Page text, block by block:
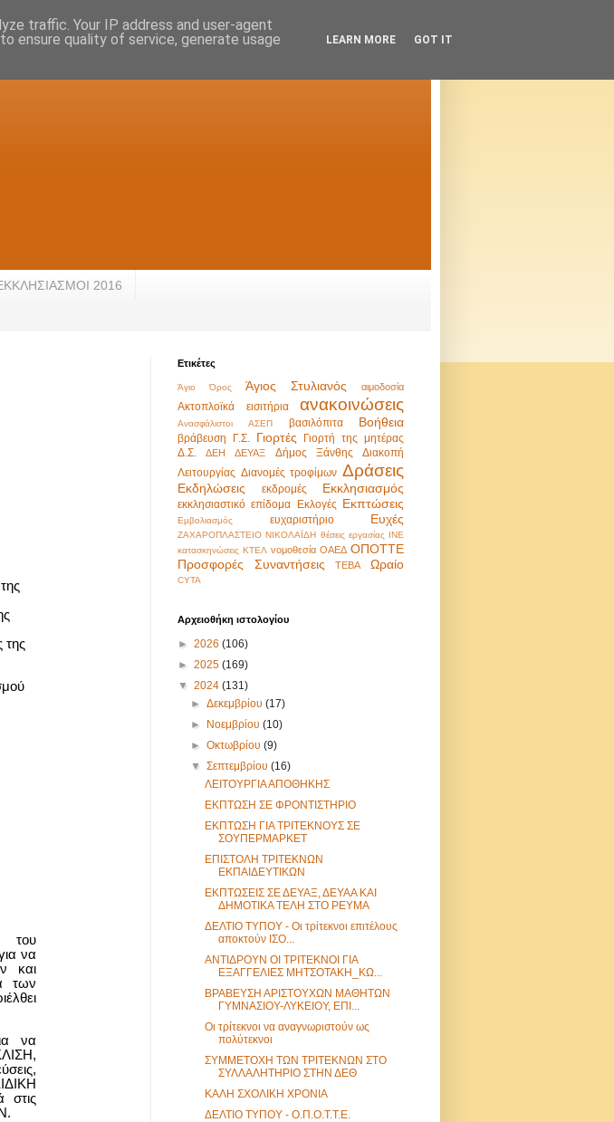
2016
της
του
να
και
των
να
Ετικέτες
Άγιο Όρος Άγιος Στυλιανός αιμοδοσία
Ακτοπλοϊκά εισιτήρια ανακοινώσεις
Ανασφάλιστοι ΑΣΕΠ βασιλόπιτα Βοήθεια
βράβευση Γ.Σ. Γιορτές
Γιορτή της μητέρας
Δ.Σ.
ΔΕΗ ΔΕΥΑΞ Δήμος Ξάνθης
Διακοπή
Λειτουργίας Διανομές τροφίμων Δράσεις
Εκδηλώσεις εκδρομές Εκκλησιασμός
εκκλησιαστικό επίδομα Εκλογές Εκπτώσεις
Εμβολιασμός ευχαριστήριο Ευχές
ΖΑΧΑΡΟΠΛΑΣΤΕΙΟ ΝΙΚΟΛΑΪΔΗ θέσεις εργασίας ΙΝΕ
κατασκηνώσεις ΚΤΕΛ νομοθεσία ΟΑΕΔ ΟΠΟΤΤΕ
Προσφορές
Συναντήσεις ΤΕΒΑ Ωραίο
CYTA
Αρχειοθήκη ιστολογίου
► 2026 (106)
► 2025 (169)
▼ 2024 (131)
►Δεκεμβρίου(17)
►
Νοεμβρίου(10)
►Οκτωβρίου(9)
▼Σεπτεμβρίου(16)
ΛΕΙΤΟΥΡΓΙΑ ΑΠΟΘΗΚΗΣ
ΕΚΠΤΩΣΗ ΣΕ ΦΡΟΝΤΙΣΤΗΡΙΟ
ΕΚΠΤΩΣΗ ΓΙΑ ΤΡΙΤΕΚΝΟΥΣ ΣΕ
ΣΟΥΠΕΡΜΑΡΚΕΤ
ΕΠΙΣΤΟΛΗ ΤΡΙΤΕΚΝΩΝ
ΕΚΠΑΙΔΕΥΤΙΚΩΝ
ΕΚΠΤΩΣΕΙΣ ΣΕ ΔΕΥΑΞ, ΔΕΥΑΑ ΚΑΙ
ΔΗΜΟΤΙΚΑ ΤΕΛΗ ΣΤΟ ΡΕΥΜΑ
ΔΕΛΤΙΟ ΤΥΠΟΥ - Οι τρίτεκνοι επιτέλους
αποκτούν ΙΣΟ...
ΑΝΤΙΔΡΟΥΝ ΟΙ ΤΡΙΤΕΚΝΟΙ ΓΙΑ
ΕΞΑΓΓΕΛΙΕΣ ΜΗΤΣΟΤΑΚΗ_ΚΩ...
ΒΡΑΒΕΥΣΗ ΑΡΙΣΤΟΥΧΩΝ ΜΑΘΗΤΩΝ
ΓΥΜΝΑΣΙΟΥ-ΛΥΚΕΙΟΥ, ΕΠΙ...
Οι τρίτεκνοι να αναγνωριστούν ως
πολύτεκνοι
ΣΥΜΜΕΤΟΧΗ ΤΩΝ ΤΡΙΤΕΚΝΩΝ ΣΤΟ
ΣΥΛΛΑΛΗΤΗΡΙΟ ΣΤΗΝ ΔΕΘ
ΚΑΛΗ ΣΧΟΛΙΚΗ ΧΡΟΝΙΑ
ΔΕΛΤΙΟ ΤΥΠΟΥ - Ο.Π.Ο.Τ.Τ.Ε.
traffic. Your IP address and user-agent
ensure quality of service, generate usage
LEARN MORE GOT IT